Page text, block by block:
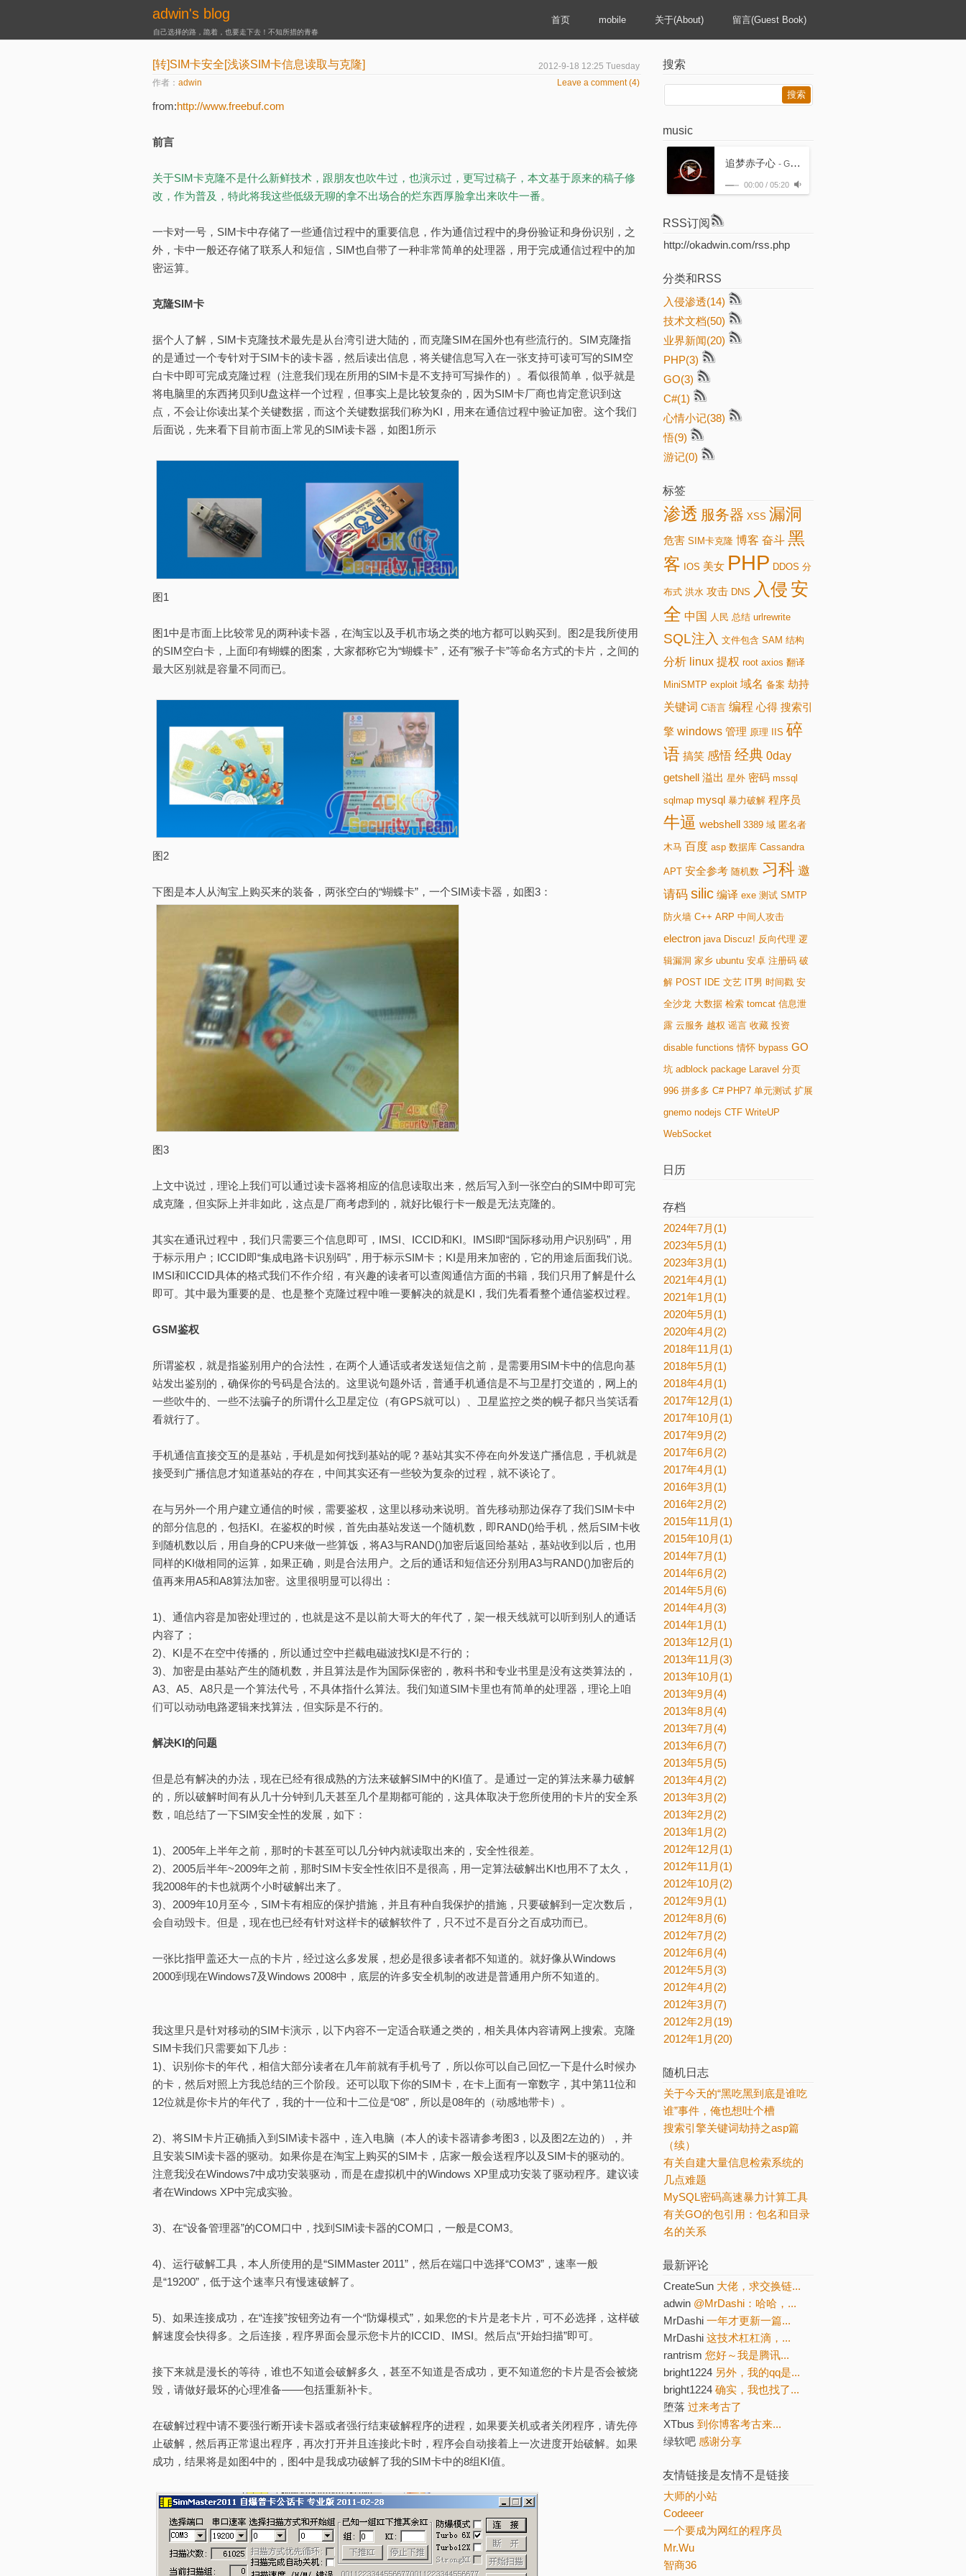
adwin's blog
自己选择的路，跪着，也要走下去！不知所措的青春
首页 mobile 关于(About) 留言(Guest Book)
2012-9-18 12:25 Tuesday
[转]SIM卡安全[浅谈SIM卡信息读取与克隆]
Leave a comment (4)
作者： adwin
from:http://www.freebuf.com
前言
关于SIM卡克隆不是什么新鲜技术，跟朋友也吹牛过，也演示过，更写过稿子，本文基于原来的稿子修
改，作为普及，特此将我这些低级无聊的拿不出场合的烂东西厚脸拿出来吹牛一番。
一卡对一号，SIM卡中存储了一些通信过程中的重要信息，作为通信过程中的身份验证和身份识别，之
外，卡中一般还存储了联系人和短信，SIM也自带了一种非常简单的处理器，用于完成通信过程中的加
密运算。
克隆SIM卡
据个人了解，SIM卡克隆技术最先是从台湾引进大陆的，而克隆SIM在国外也有些流行的。SIM克隆指
的是通过一个专针对于SIM卡的读卡器，然后读出信息，将关键信息写入在一张支持可读可写的SIM空
白卡中即可完成克隆过程（注意我们现在所用的SIM卡是不支持可写操作的）。看似很简单，似乎就是
将电脑里的东西拷贝到U盘这样一个过程，但事实上是比较复杂的，因为SIM卡厂商也肯定意识到这
点，不会让你读出某个关键数据，而这个关键数据我们称为KI，用来在通信过程中验证加密。这个我们
后面说，先来看下目前市面上常见的SIM读卡器，如图1所示
图1
图1中是市面上比较常见的两种读卡器，在淘宝以及手机市场之类的地方都可以购买到。图2是我所使用
的SIM空白卡，上面印有蝴蝶的图案，大家都称它为“蝴蝶卡”，还有”猴子卡”等命名方式的卡片，之间的
最大区别就是容量不同而已。
图2
下图是本人从淘宝上购买来的装备，两张空白的“蝴蝶卡”，一个SIM读卡器，如图3：
图3
上文中说过，理论上我们可以通过读卡器将相应的信息读取出来，然后写入到一张空白的SIM中即可完
成克隆，但实际上并非如此，这点是厂商考虑到的，就好比银行卡一般是无法克隆的。
其实在通讯过程中，我们只需要三个信息即可，IMSI、ICCID和KI。IMSI即“国际移动用户识别码”，用
于标示用户；ICCID即“集成电路卡识别码”，用于标示SIM卡；KI是用来加密的，它的用途后面我们说。
IMSI和ICCID具体的格式我们不作介绍，有兴趣的读者可以查阅通信方面的书籍，我们只用了解是什么
即可。其中最为重要的是、也是整个克隆过程中唯一要解决的就是KI，我们先看看整个通信鉴权过程。
GSM鉴权
所谓鉴权，就是指鉴别用户的合法性，在两个人通话或者发送短信之前，是需要用SIM卡中的信息向基
站发出鉴别的，确保你的号码是合法的。这里说句题外话，普通手机通信是不与卫星打交道的，网上的
一些吹牛的、一些不法骗子的所谓什么卫星定位（有GPS就可以）、卫星监控之类的幌子都只当笑话看
看就行了。
手机通信直接交互的是基站，手机是如何找到基站的呢？基站其实不停在向外发送广播信息，手机就是
接受到广播信息才知道基站的存在，中间其实还有一些较为复杂的过程，就不谈论了。
在与另外一个用户建立通信的时候，需要鉴权，这里以移动来说明。首先移动那边保存了我们SIM卡中
的部分信息的，包括KI。在鉴权的时候，首先由基站发送一个随机数，即RAND()给手机，然后SIM卡收
到随机数以后，用自身的CPU来做一些算饭，将A3与RAND()加密后返回给基站，基站收到以后，也用
同样的KI做相同的运算，如果正确，则是合法用户。之后的通话和短信还分别用A3与RAND()加密后的
值再来用A5和A8算法加密。这里很明显可以得出：
1)、通信内容是加密处理过的，也就是这不是以前大哥大的年代了，架一根天线就可以听到别人的通话
内容了；
2)、KI是不在空中传播的，所以通过空中拦截电磁波找KI是不行的；
3)、加密是由基站产生的随机数，并且算法是作为国际保密的，教科书和专业书里是没有这类算法的，
A3、A5、A8只是一个算法代号，不具体指什么算法。我们知道SIM卡里也有简单的处理器，理论上咱
们可以动动电路逻辑来找算法，但实际是不行的。
解决KI的问题
但是总有解决的办法，现在已经有很成熟的方法来破解SIM中的KI值了。是通过一定的算法来暴力破解
的，所以破解时间有从几十分钟到几天甚至几个星期都可能的，这具体取决于您所使用的卡片的安全系
数，咱总结了一下SIM安全性的发展，如下：
1)、2005年上半年之前，那时的卡甚至可以几分钟内就读取出来的，安全性很差。
2)、2005后半年~2009年之前，那时SIM卡安全性依旧不是很高，用一定算法破解出KI也用不了太久，
我2008年的卡也就两个小时破解出来了。
3)、2009年10月至今，SIM卡有相应的保护措施，并且有种自我保护的措施，只要破解到一定次数后，
会自动毁卡。但是，现在也已经有针对这样卡的破解软件了，只不过不是百分之百成功而已。
一张比指甲盖还大一点的卡片，经过这么多发展，想必是很多读者都不知道的。就好像从Windows
2000到现在Windows7及Windows 2008中，底层的许多安全机制的改进是普通用户所不知道的。
我这里只是针对移动的SIM卡演示，以下内容不一定适合联通之类的，相关具体内容请网上搜索。克隆
SIM卡我们只需要如下几步：
1)、识别你卡的年代，相信大部分读者在几年前就有手机号了，所以你可以自己回忆一下是什么时候办
的卡，然后对照上方我总结的三个阶段。还可以取下你的SIM卡，在卡上面有一窜数字，其中第11位和
12位就是你卡片的年代了，我的十一位和十二位是“08”，所以是08年的（动感地带卡）。
2)、将SIM卡片正确插入到SIM读卡器中，连入电脑（本人的读卡器请参考图3，以及图2左边的），并
且安装SIM读卡器的驱动。如果你是在淘宝上购买的SIM卡，店家一般会送程序以及SIM卡的驱动的。
注意我没在Windows7中成功安装驱动，而是在虚拟机中的Windows XP里成功安装了驱动程序。建议读
者在Windows XP中完成实验。
3)、在“设备管理器”的COM口中，找到SIM读卡器的COM口，一般是COM3。
4)、运行破解工具，本人所使用的是“SIMMaster 2011”，然后在端口中选择“COM3”，速率一般
是“19200”，低于这个速率只有慢速破解了。
5)、如果连接成功，在“连接”按钮旁边有一个“防爆模式”，如果您的卡片是老卡片，可不必选择，这样破
解速度会快得多。之后连接，程序界面会显示您卡片的ICCID、IMSI。然后点“开始扫描”即可。
接下来就是漫长的等待，谁也不知道会破解多久，甚至不知道是否成功，更不知道您的卡片是否会被烧
毁，请做好最坏的心理准备——包括重新补卡。
在破解过程中请不要强行断开读卡器或者强行结束破解程序的进程，如果要关机或者关闭程序，请先停
止破解，然后再正常退出程序，再次打开并且连接此卡时，程序会自动接着上一次进度开始破解。如果
成功，结果将是如图4中的，图4中是我成功破解了我的SIM卡中的8组KI值。
搜索
music
追梦赤子心 - GALA
00:00 / 05:20
RSS订阅
http://okadwin.com/rss.php
分类和RSS
入侵渗透(14)
技术文档(50)
业界新闻(20)
PHP(3)
GO(3)
C#(1)
心情小记(38)
悟(9)
游记(0)
标签
渗透 服务器 XSS 漏洞
危害 SIM卡克隆 博客 奋斗 黑
客 IOS 美女 PHP DDOS 分
布式 洪水 攻击 DNS 入侵 安
全 中国 人民 总结 urlrewrite
SQL注入 文件包含 SAM 结构
分析 linux 提权 root axios 翻译
MiniSMTP exploit 域名 备案 劫持
关键词 C语言 编程 心得 搜索引
擎 windows 管理 原理 IIS 碎
语 搞笑 感悟 经典 0day
getshell 溢出 星外 密码 mssql
sqlmap mysql 暴力破解 程序员
牛逼 webshell 3389 域 匿名者
木马 百度 asp 数据库 Cassandra
APT 安全参考 随机数 习科 邀
请码 silic 编译 exe 测试 SMTP
防火墙 C++ ARP 中间人攻击
electron java Discuz! 反向代理 逻
辑漏洞 家乡 ubuntu 安卓 注册码 破
解 POST IDE 文艺 IT男 时间戳 安
全沙龙 大数据 检索 tomcat 信息泄
露 云服务 越权 谣言 收藏 投资
disable functions 情怀 bypass GO
坑 adblock package Laravel 分页
996 拼多多 C# PHP7 单元测试 扩展
gnemo nodejs CTF WriteUP
WebSocket
日历
存档
2024年7月(1)
2023年5月(1)
2023年3月(1)
2021年4月(1)
2021年1月(1)
2020年5月(1)
2020年4月(2)
2018年11月(1)
2018年5月(1)
2018年4月(1)
2017年12月(1)
2017年10月(1)
2017年9月(2)
2017年6月(2)
2017年4月(1)
2016年3月(1)
2016年2月(2)
2015年11月(1)
2015年10月(1)
2014年7月(1)
2014年6月(2)
2014年5月(6)
2014年4月(3)
2014年1月(1)
2013年12月(1)
2013年11月(3)
2013年10月(1)
2013年9月(4)
2013年8月(4)
2013年7月(4)
2013年6月(7)
2013年5月(5)
2013年4月(2)
2013年3月(2)
2013年2月(2)
2013年1月(2)
2012年12月(1)
2012年11月(1)
2012年10月(2)
2012年9月(1)
2012年8月(6)
2012年7月(2)
2012年6月(4)
2012年5月(3)
2012年4月(2)
2012年3月(7)
2012年2月(19)
2012年1月(20)
随机日志
关于今天的“黑吃黑到底是谁吃
谁”事件，俺也想吐个槽
搜索引擎关键词劫持之asp篇
（续）
有关自建大量信息检索系统的
几点难题
MySQL密码高速暴力计算工具
有关GO的包引用：包名和目录
名的关系
最新评论
CreateSun 大佬，求交换链...
adwin @MrDashi：哈哈，...
MrDashi 一年才更新一篇...
MrDashi 这技术杠杠滴，...
rantrism 您好～我是腾讯...
bright1224 另外，我的qq是...
bright1224 确实，我也找了...
堕落 过来考古了
XTbus 到你博客考古来...
绿软吧 感谢分享
友情链接是友情不是链接
大师的小站
Codeeer
一个要成为网红的程序员
Mr.Wu
智商36